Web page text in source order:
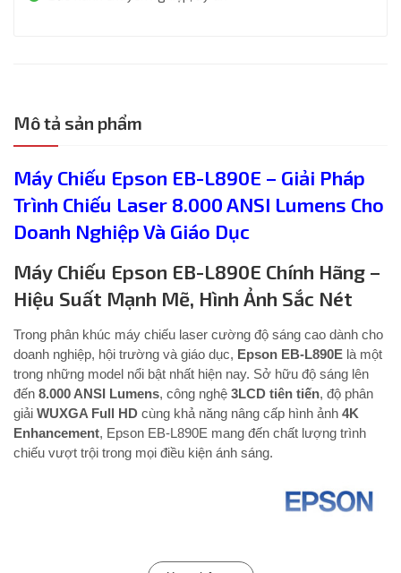
Mô tả sản phẩm
Máy Chiếu Epson EB-L890E – Giải Pháp
Trình Chiếu Laser 8.000 ANSI Lumens Cho
Doanh Nghiệp Và Giáo Dục
Máy Chiếu Epson EB-L890E Chính Hãng –
Hiệu Suất Mạnh Mẽ, Hình Ảnh Sắc Nét
Trong phân khúc máy chiếu laser cường độ sáng cao dành cho
doanh nghiệp, hội trường và giáo dục, Epson EB-L890E là một
trong những model nổi bật nhất hiện nay. Sở hữu độ sáng lên
đến 8.000 ANSI Lumens, công nghệ 3LCD tiên tiến, độ phân
giải WUXGA Full HD cùng khả năng nâng cấp hình ảnh 4K
Enhancement, Epson EB-L890E mang đến chất lượng trình
chiếu vượt trội trong mọi điều kiện ánh sáng.